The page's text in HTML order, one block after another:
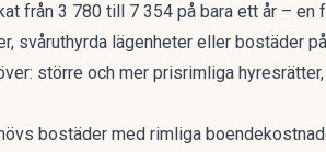
från 3 780 till 7 354 på bara ett år – en
svåruthyrda lägenheter eller bostäder
större och mer prisrimliga
bostäder med rimliga